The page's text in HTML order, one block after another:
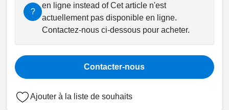
?
en ligne instead of Cet article n'est
actuellement pas disponible en ligne.
Contactez-nous ci-dessous pour acheter.
Contacter-nous
Ajouter à la liste de souhaits